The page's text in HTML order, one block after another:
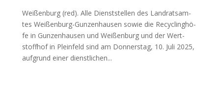
Wei­ßen­burg (red). Alle Dienst­stel­len des Land­rats­am­
tes Wei­ßen­burg-Gun­zen­hau­sen sowie die Recy­cling­hö­
fe in Gun­zen­hau­sen und Wei­ßen­burg und der Wert­
stoff­hof in Plein­feld sind am Don­ners­tag, 10. Juli 2025,
auf­grund einer dienst­li­chen...